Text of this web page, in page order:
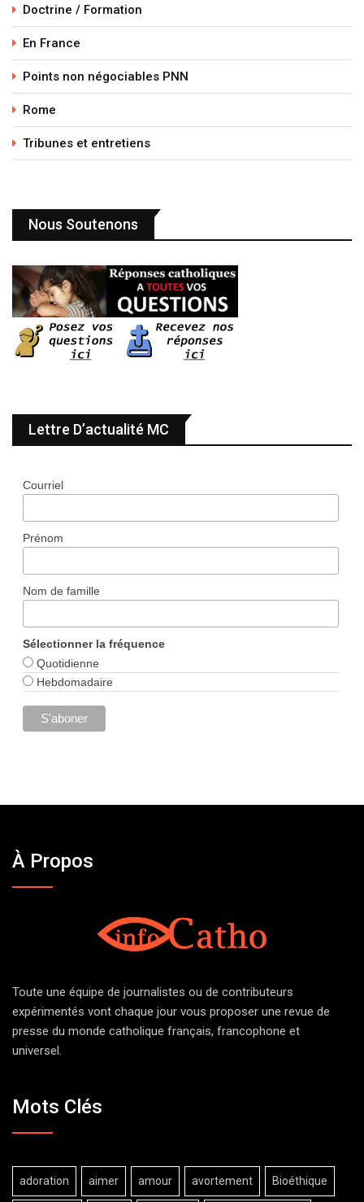
Doctrine / Formation
En France
Points non négociables PNN
Rome
Tribunes et entretiens
Nous Soutenons
Lettre D’actualité MC
Courriel
Prénom
Nom de famille
Sélectionner la fréquence
Quotidienne
Hebdomadaire
À Propos
Toute une équipe de journalistes ou de contributeurs
expérimentés vont chaque jour vous proposer une revue de
presse du monde catholique français, francophone et
universel.
Mots Clés
adoration aimer amour avortement Bioéthique